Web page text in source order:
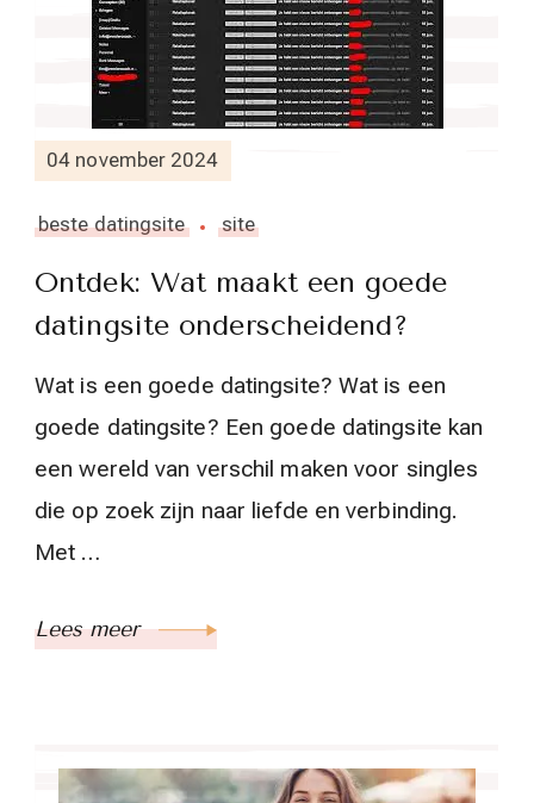
04 november 2024
beste datingsite site
Ontdek: Wat maakt een goede
datingsite onderscheidend?
Wat is een goede datingsite? Wat is een
goede datingsite? Een goede datingsite kan
een wereld van verschil maken voor singles
die op zoek zijn naar liefde en verbinding.
Met …
Lees meer